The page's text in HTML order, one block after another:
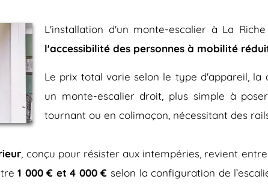
L'installation d'un monte-escalier à La
l'accessibilité des personnes à mobilité
Le prix total varie selon le type d'appareil, la
un monte-escalier droit, plus simple à
tournant ou en colimaçon, nécessitant des
, conçu pour résister aux intempéries, revient entre
1 000 € et 4 000 € selon la configuration de